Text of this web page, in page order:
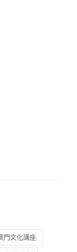
門文化講座